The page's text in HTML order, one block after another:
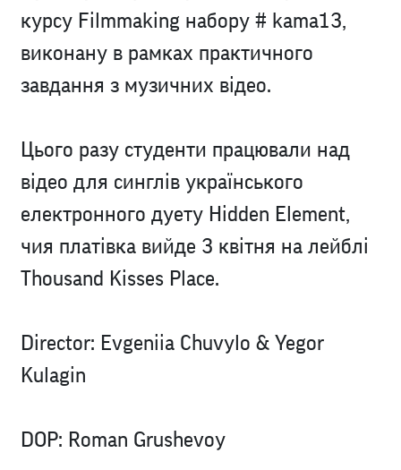
курсу Filmmaking набору # kama13,
виконану в рамках практичного
завдання з музичних відео.
Цього разу студенти працювали над
відео для синглів українського
електронного дуету Hidden Element,
чия платівка вийде 3 квітня на лейблі
Thousand Kisses Place.
Director: Evgeniia Chuvylo & Yegor
Kulagin
DOP: Roman Grushevoy